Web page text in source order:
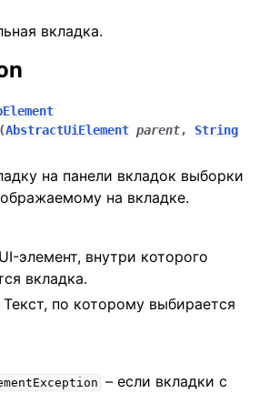
вкладка.
(AbstractUiElement parent, String
на панели вкладок выборки
на вкладке.
элемент, внутри которого
вкладка.
Текст, по которому выбирается
– если вкладки с